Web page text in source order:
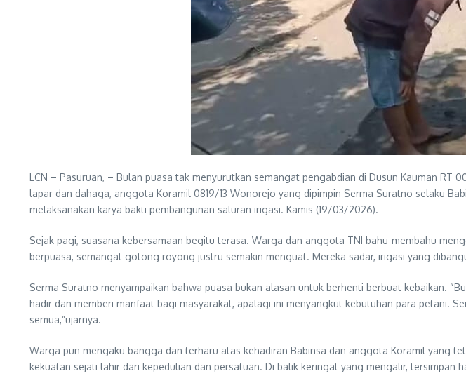
LCN – Pasuruan, – Bulan puasa tak menyurutkan semangat pengabdian di Dusun Kauman RT
lapar dan dahaga, anggota Koramil 0819/13 Wonorejo yang dipimpin Serma Suratno selaku
melaksanakan karya bakti pembangunan saluran irigasi. Kamis (19/03/2026).
Sejak pagi, suasana kebersamaan begitu terasa. Warga dan anggota TNI bahu-membahu
berpuasa, semangat gotong royong justru semakin menguat. Mereka sadar, irigasi yang
Serma Suratno menyampaikan bahwa puasa bukan alasan untuk berhenti berbuat kebaikan.
hadir dan memberi manfaat bagi masyarakat, apalagi ini menyangkut kebutuhan para petani.
semua,”ujarnya.
Warga pun mengaku bangga dan terharu atas kehadiran Babinsa dan anggota Koramil yang
kekuatan sejati lahir dari kepedulian dan persatuan. Di balik keringat yang mengalir, tersimpan